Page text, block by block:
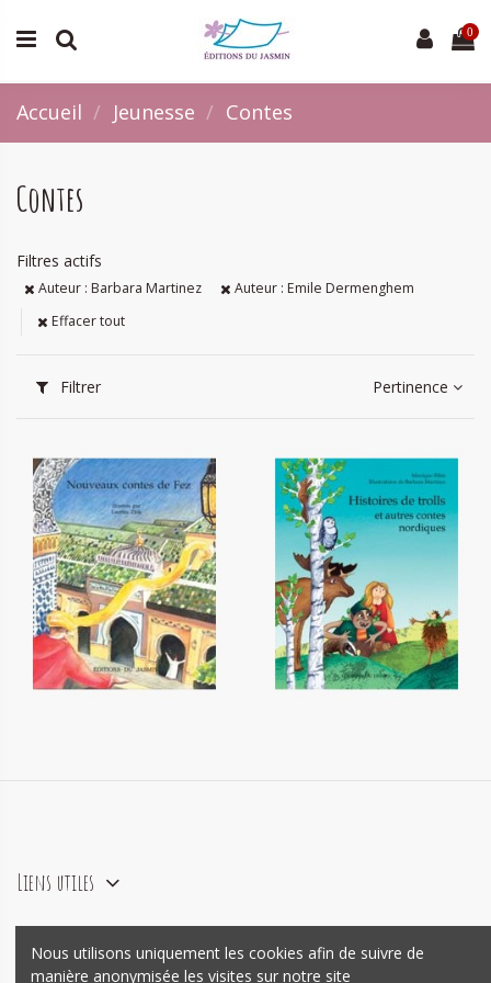
0
Accueil Jeunesse Contes
Contes
Filtres actifs
Auteur : Barbara Martinez
Auteur : Emile Dermenghem
Effacer tout
Filtrer Pertinence
Nouveaux contes de Fez
12,20 €
Histoires de trolls et autres
contes nordiques
12,20 €
Liens utiles
agence e-commerce PrestashopMywebo
Nous utilisons uniquement les cookies afin de suivre de
manière anonymisée les visites sur notre site